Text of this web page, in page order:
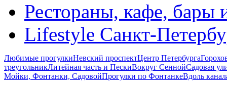
Рестораны, кафе, бары
Lifestyle Санкт-
Любимые прогулкиНевский проспектЦентр Петербурга
треугольникЛитейная часть и ПескиВокруг СеннойСадовая
Мойки, Фонтанки, СадовойПрогулки по ФонтанкеВдоль